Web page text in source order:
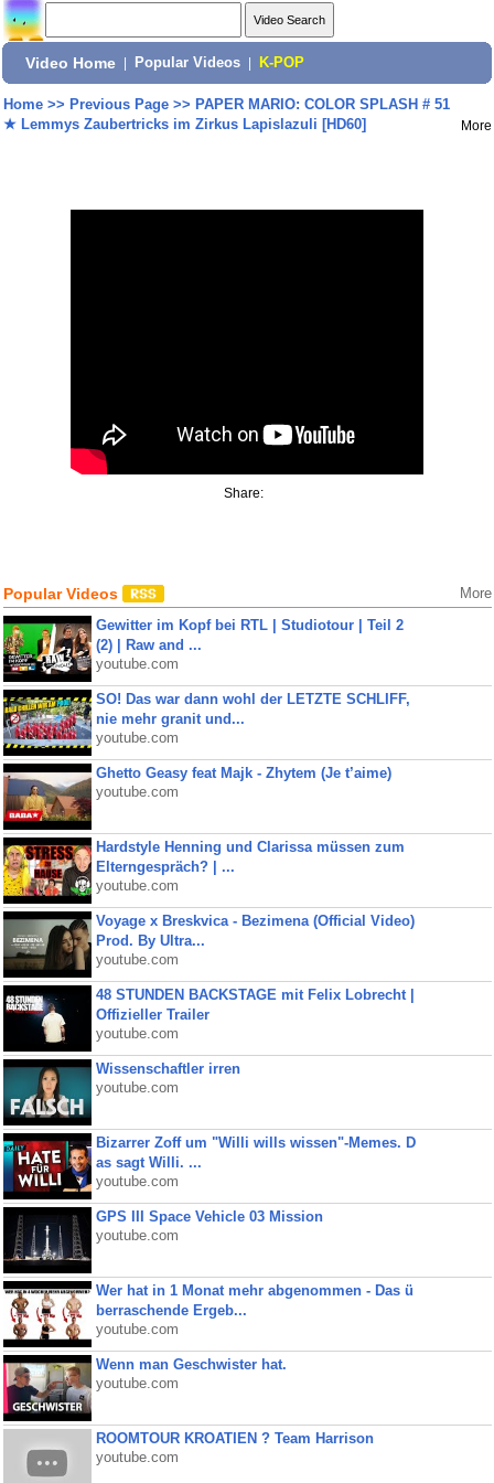
Video Home Popular Videos K-POP
Home>> Previous Page>> PAPER MARIO: COLOR SPLASH # 51
★ Lemmys Zaubertricks im Zirkus Lapislazuli [HD60]
More
Share:
Popular Videos More
Gewitter im Kopf bei RTL | Studiotour | Teil 2
(2) | Raw and ...
youtube.com
SO! Das war dann wohl der LETZTE SCHLIFF,
nie mehr granit und...
youtube.com
Ghetto Geasy feat Majk - Zhytem (Je t’aime)
youtube.com
Hardstyle Henning und Clarissa müssen zum
Elterngespräch? | ...
youtube.com
Voyage x Breskvica - Bezimena (Official Video)
Prod. By Ultra...
youtube.com
48 STUNDEN BACKSTAGE mit Felix Lobrecht |
Offizieller Trailer
youtube.com
Wissenschaftler irren
youtube.com
Bizarrer Zoff um "Willi wills wissen"-Memes. D
as sagt Willi. ...
youtube.com
GPS III Space Vehicle 03 Mission
youtube.com
Wer hat in 1 Monat mehr abgenommen - Das ü
berraschende Ergeb...
youtube.com
Wenn man Geschwister hat.
youtube.com
ROOMTOUR KROATIEN ? Team Harrison
youtube.com